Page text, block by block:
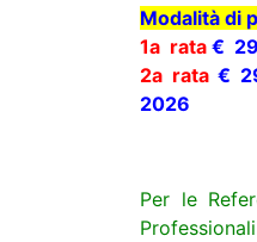
Modalità di
1a rata €
2a rata€
2026
Per le